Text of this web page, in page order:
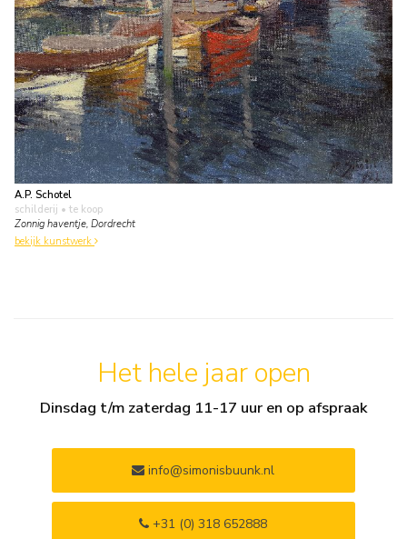
A.P. Schotel
schilderij • te koop
Zonnig haventje, Dordrecht
bekijk kunstwerk
Het hele jaar open
Dinsdag t/m zaterdag 11-17 uur en op afspraak
info@simonisbuunk.nl
+31 (0) 318 652888